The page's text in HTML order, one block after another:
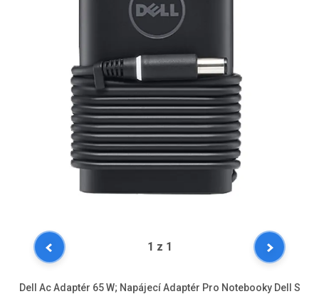
1 z 1
Dell Ac Adaptér 65 W; Napájecí Adaptér Pro Notebooky Dell S